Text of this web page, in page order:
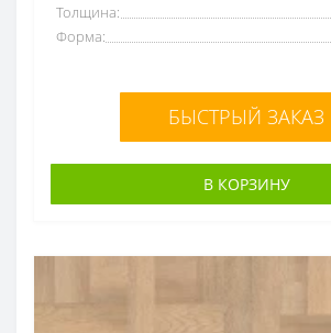
Толщина:
Форма:
БЫСТРЫЙ ЗАКАЗ
В КОРЗИНУ